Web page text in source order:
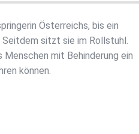
Österreichs, bis ein
sitzt sie im Rollstuhl.
mit Behinderung ein
können.